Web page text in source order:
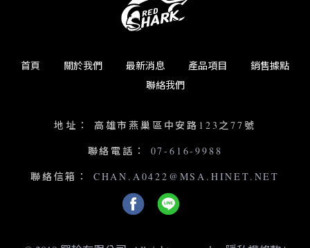
首頁 關於我們 最新消息 產品項目
銷售據點
聯絡我們
地址：
高雄市燕巢區中安路123之77號
聯絡電話：
07-616-9988
聯絡信箱： CHAN.A0422@MSA.HINET.NET